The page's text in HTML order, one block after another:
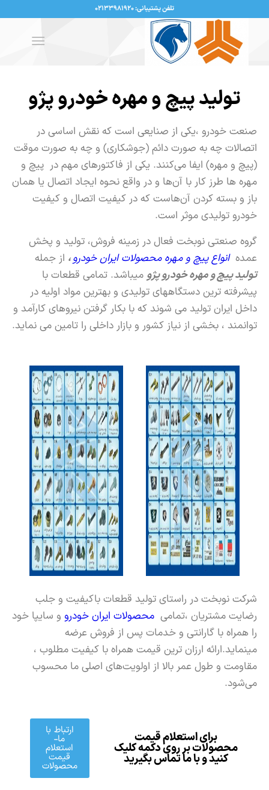
تلفن پشتیبانی: ۰۲۱۳۳۹۸۱۹۲۰
تولید پیچ و مهره خودرو پژو
صنعت خودرو ،یکی از صنایعی است که نقش اساسی در
اتصالات چه به صورت دائم (جوشکاری) و چه به صورت موقت
(پیچ و مهره) ایفا می‌کنند. یکی از فاکتورهای مهم در پیچ و
مهره ها طرز کار با آن‌ها و در واقع نحوه ایجاد اتصال یا همان
باز و بسته کردن آن‌هاست که در کیفیت اتصال و کیفیت
خودرو تولیدی موثر است.
گروه صنعتی نوبخت فعال در زمینه فروش، تولید و پخش
عمدهانواع پیچ و مهره محصولات ایران خودرو، از جمله
تولید پیچ و مهره خودرو پژومیباشد. تمامی قطعات با
پیشرفته ترین دستگاههای تولیدی و بهترین مواد اولیه در
داخل ایران تولید می شوند که با بکار گرفتن نیروهای کارآمد و
توانمند ، بخشی از نیاز کشور و بازار داخلی را تامین می نماید.
شرکت نوبخت در راستای تولید قطعات باکیفیت و جلب
رضایت مشتریان ،تمامی محصولات ایران خودرو و سایپا خود
را همراه با گارانتی و خدمات پس از فروش عرضه
مینماید.ارائه ارزان ترین قیمت همراه با کیفیت مطلوب ،
مقاومت و طول عمر بالا از اولویت‏‌های اصلی ما محسوب
می‌شود.
ارتباط با
ما-
استعلام
قیمت
محصولات
برای استعلام قیمت
محصولات بر روی دکمه کلیک
کنید و با ما تماس بگیرید